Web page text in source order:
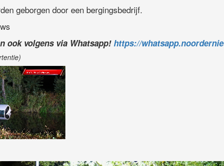
geborgen door een bergingsbedrijf.
ook volgens via Whatsapp! https://